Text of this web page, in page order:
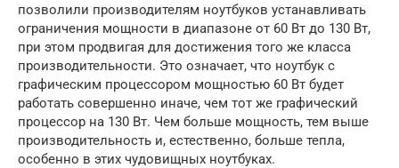
позволили производителям ноутбуков устанавливать
ограничения мощности в диапазоне от 60 Вт до 130 Вт,
при этом продвигая для достижения того же класса
производительности. Это означает, что ноутбук с
графическим процессором мощностью 60 Вт будет
работать совершенно иначе, чем тот же графический
процессор на 130 Вт. Чем больше мощность, тем выше
производительность и, естественно, больше тепла,
особенно в этих чудовищных ноутбуках.